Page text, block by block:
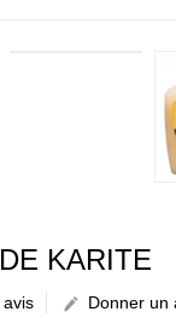
KARITE
Donner un